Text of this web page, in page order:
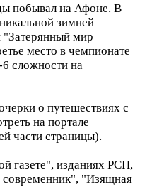
побывал на Афоне. В
зимней
"Затерянный мир
место в чемпионате
сложности на
о путешествиях с
на портале
части страницы).
газете", изданиях РСП,
"Изящная